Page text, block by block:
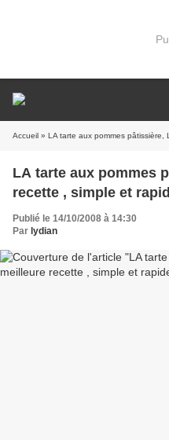
Accueil » LA tarte aux pommes pâtissière,
LA tarte aux pommes
recette , simple et
Publié le 14/10/2008 à 14:30
Par lydian